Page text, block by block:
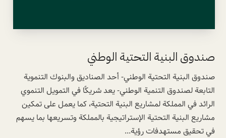
صندوق البنية التحتية الوطني
صندوق البنية التحتية الوطني- أحد الصناديق والبنوك التنموية
التابعة لصندوق التنمية الوطني- يعد شريكًا في التمويل التنموي
الرائد في المملكة لمشاريع البنية التحتية، كما يعمل على تمكين
مشاريع البنية التحتية الإستراتيجية بالمملكة وتسريعها بما يسهم
في تحقيق مستهدفات رؤية...